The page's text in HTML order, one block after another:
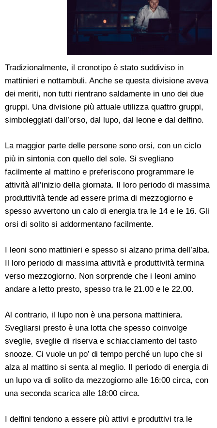
Tradizionalmente, il cronotipo è stato suddiviso in
mattinieri e nottambuli. Anche se questa divisione aveva
dei meriti, non tutti rientrano saldamente in uno dei due
gruppi. Una divisione più attuale utilizza quattro gruppi,
simboleggiati dall’orso, dal lupo, dal leone e dal delfino.
La maggior parte delle persone sono orsi, con un ciclo
più in sintonia con quello del sole. Si svegliano
facilmente al mattino e preferiscono programmare le
attività all’inizio della giornata. Il loro periodo di massima
produttività tende ad essere prima di mezzogiorno e
spesso avvertono un calo di energia tra le 14 e le 16. Gli
orsi di solito si addormentano facilmente.
I leoni sono mattinieri e spesso si alzano prima dell’alba.
Il loro periodo di massima attività e produttività termina
verso mezzogiorno. Non sorprende che i leoni amino
andare a letto presto, spesso tra le 21.00 e le 22.00.
Al contrario, il lupo non è una persona mattiniera.
Svegliarsi presto è una lotta che spesso coinvolge
sveglie, sveglie di riserva e schiacciamento del tasto
snooze. Ci vuole un po’ di tempo perché un lupo che si
alza al mattino si senta al meglio. Il periodo di energia di
un lupo va di solito da mezzogiorno alle 16:00 circa, con
una seconda scarica alle 18:00 circa.
I delfini tendono a essere più attivi e produttivi tra le